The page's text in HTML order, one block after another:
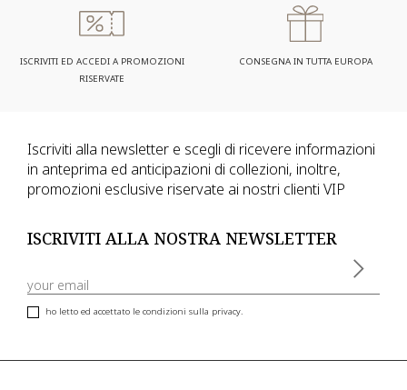
ISCRIVITI ED ACCEDI A PROMOZIONI
RISERVATE
CONSEGNA IN TUTTA EUROPA
Iscriviti alla newsletter e scegli di ricevere informazioni
in anteprima ed anticipazioni di collezioni, inoltre,
promozioni esclusive riservate ai nostri clienti VIP
ISCRIVITI ALLA NOSTRA NEWSLETTER
ho letto ed accettato le condizioni sulla privacy.